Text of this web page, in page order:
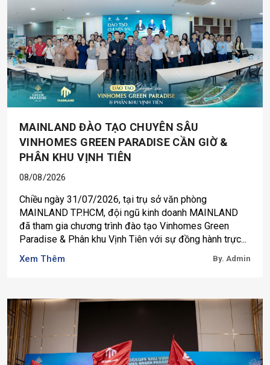
MAINLAND ĐÀO TẠO CHUYÊN SÂU
VINHOMES GREEN PARADISE CẦN GIỜ &
PHÂN KHU VỊNH TIÊN
08/08/2026
Chiều ngày 31/07/2026, tại trụ sở văn phòng
MAINLAND TP.HCM, đội ngũ kinh doanh MAINLAND
đã tham gia chương trình đào tạo Vinhomes Green
Paradise & Phân khu Vịnh Tiên với sự đồng hành trực...
Xem Thêm By. Admin